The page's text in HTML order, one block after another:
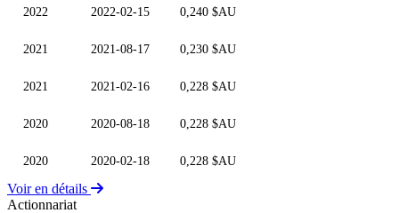
2022 2022-02-15 0,240 $AU
2021 2021-08-17 0,230 $AU
2021 2021-02-16 0,228 $AU
2020 2020-08-18 0,228 $AU
2020 2020-02-18 0,228 $AU
Voir en détails
Actionnariat